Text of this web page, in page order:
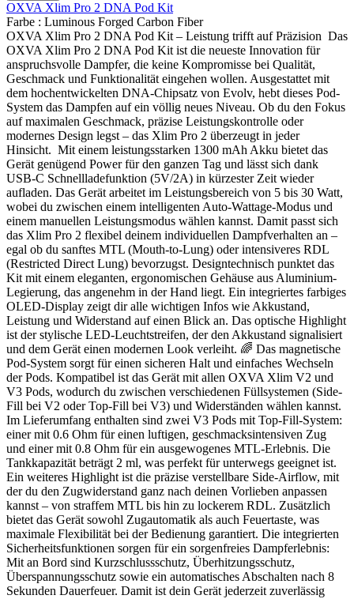
OXVA Xlim Pro 2 DNA Pod Kit
Farbe : Luminous Forged Carbon Fiber
OXVA Xlim Pro 2 DNA Pod Kit – Leistung trifft auf Präzision Das
OXVA Xlim Pro 2 DNA Pod Kit ist die neueste Innovation für
anspruchsvolle Dampfer, die keine Kompromisse bei Qualität,
Geschmack und Funktionalität eingehen wollen. Ausgestattet mit
dem hochentwickelten DNA-Chipsatz von Evolv, hebt dieses Pod-
System das Dampfen auf ein völlig neues Niveau. Ob du den Fokus
auf maximalen Geschmack, präzise Leistungskontrolle oder
modernes Design legst – das Xlim Pro 2 überzeugt in jeder
Hinsicht. Mit einem leistungsstarken 1300 mAh Akku bietet das
Gerät genügend Power für den ganzen Tag und lässt sich dank
USB-C Schnellladefunktion (5V/2A) in kürzester Zeit wieder
aufladen. Das Gerät arbeitet im Leistungsbereich von 5 bis 30 Watt,
wobei du zwischen einem intelligenten Auto-Wattage-Modus und
einem manuellen Leistungsmodus wählen kannst. Damit passt sich
das Xlim Pro 2 flexibel deinem individuellen Dampfverhalten an –
egal ob du sanftes MTL (Mouth-to-Lung) oder intensiveres RDL
(Restricted Direct Lung) bevorzugst. Designtechnisch punktet das
Kit mit einem eleganten, ergonomischen Gehäuse aus Aluminium-
Legierung, das angenehm in der Hand liegt. Ein integriertes farbiges
OLED-Display zeigt dir alle wichtigen Infos wie Akkustand,
Leistung und Widerstand auf einen Blick an. Das optische Highlight
ist der stylische LED-Leuchtstreifen, der den Akkustand signalisiert
und dem Gerät einen modernen Look verleiht. 🌈 Das magnetische
Pod-System sorgt für einen sicheren Halt und einfaches Wechseln
der Pods. Kompatibel ist das Gerät mit allen OXVA Xlim V2 und
V3 Pods, wodurch du zwischen verschiedenen Füllsystemen (Side-
Fill bei V2 oder Top-Fill bei V3) und Widerständen wählen kannst.
Im Lieferumfang enthalten sind zwei V3 Pods mit Top-Fill-System:
einer mit 0.6 Ohm für einen luftigen, geschmacksintensiven Zug
und einer mit 0.8 Ohm für ein ausgewogenes MTL-Erlebnis. Die
Tankkapazität beträgt 2 ml, was perfekt für unterwegs geeignet ist.
Ein weiteres Highlight ist die präzise verstellbare Side-Airflow, mit
der du den Zugwiderstand ganz nach deinen Vorlieben anpassen
kannst – von straffem MTL bis hin zu lockerem RDL. Zusätzlich
bietet das Gerät sowohl Zugautomatik als auch Feuertaste, was
maximale Flexibilität bei der Bedienung garantiert. Die integrierten
Sicherheitsfunktionen sorgen für ein sorgenfreies Dampferlebnis:
Mit an Bord sind Kurzschlussschutz, Überhitzungsschutz,
Überspannungsschutz sowie ein automatisches Abschalten nach 8
Sekunden Dauerfeuer. Damit ist dein Gerät jederzeit zuverlässig